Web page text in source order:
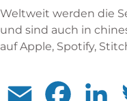
Weltweit werden die
und sind auch in
auf Apple, Spotify,
Email Facebook